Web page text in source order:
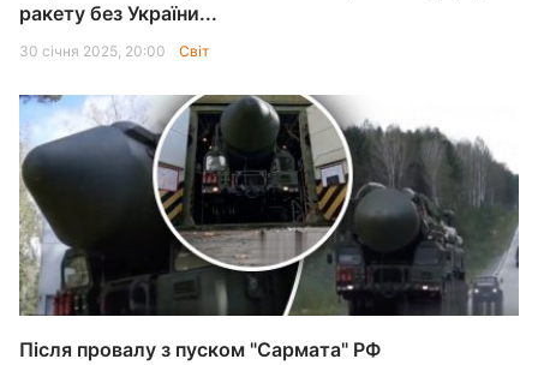
ракету без України...
30 січня 2025, 20:00 Світ
Після провалу з пуском "Сармата" РФ